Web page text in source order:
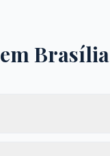
emBrasília